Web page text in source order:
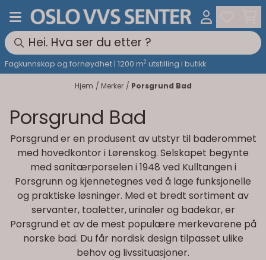
Hopp til innhold
Fagkunnskap og fornøydhet | 1200 m2 utstilling i butikk
Hjem / Merker / Porsgrund Bad
Porsgrund Bad
Porsgrund er en produsent av utstyr til baderommet
med hovedkontor i Lørenskog. Selskapet begynte
med sanitærporselen i 1948 ved Kulltangen i
Porsgrunn og kjennetegnes ved å lage funksjonelle
og praktiske løsninger. Med et bredt sortiment av
servanter, toaletter, urinaler og badekar, er
Porsgrund et av de mest populære merkevarene på
norske bad. Du får nordisk design tilpasset ulike
behov og livssituasjoner.